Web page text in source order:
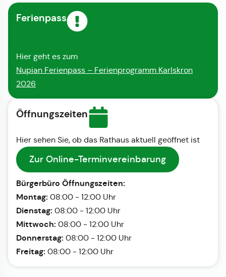
Ferienpass
Hier geht es zum
Nupian Ferienpass – Ferienprogramm Karlskron
2026
Öffnungszeiten
Hier sehen Sie, ob das Rathaus aktuell geöffnet ist
Zur Online-Terminvereinbarung
Bürgerbüro Öffnungszeiten:
Montag: 08:00 - 12:00 Uhr
Dienstag: 08:00 - 12:00 Uhr
Mittwoch: 08:00 - 12:00 Uhr
Donnerstag: 08:00 - 12:00 Uhr
Freitag: 08:00 - 12:00 Uhr